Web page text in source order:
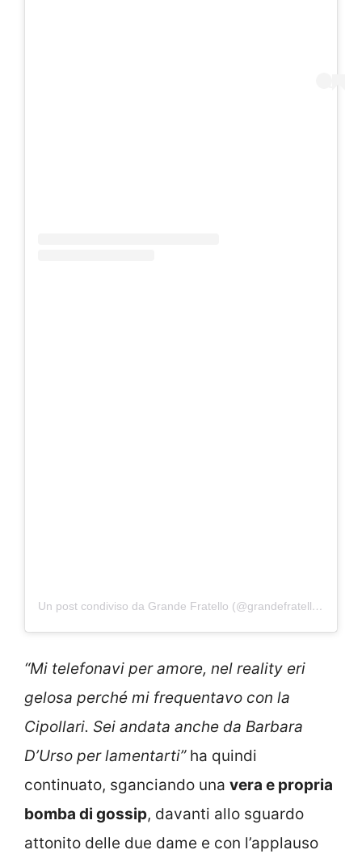
Un post condiviso da Grande Fratello (@grandefratellotv)
“Mi telefonavi per amore, nel reality eri
gelosa perché mi frequentavo con la
Cipollari. Sei andata anche da Barbara
D’Urso per lamentarti”ha quindi
continuato, sganciando una vera e propria
bomba di gossip, davanti allo sguardo
attonito delle due dame e con l’applauso